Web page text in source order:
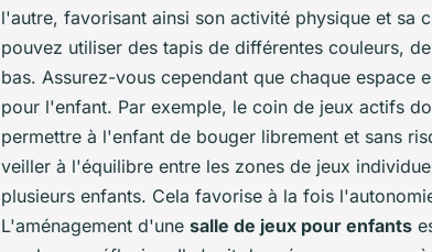
l'autre, favorisant ainsi son activité physique et sa
pouvez utiliser des tapis de différentes couleurs,
bas. Assurez-vous cependant que chaque espace
pour l'enfant. Par exemple, le coin de jeux actifs
permettre à l'enfant de bouger librement et sans
veiller à l'équilibre entre les zones de jeux
plusieurs enfants. Cela favorise à la fois
L'aménagement d'une salle de jeux pour enfants